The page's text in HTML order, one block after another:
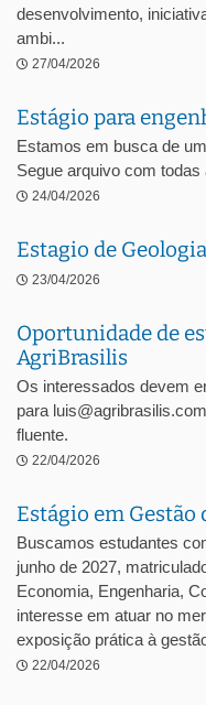
desenvolvimento,
ambi...
27/04/2026
Estágio para
Estamos em busca de
Segue arquivo com
24/04/2026
Estagio de Geologia
23/04/2026
Oportunidade de
AgriBrasilis
Os interessados devem
para
fluente.
22/04/2026
Estágio em Gestão
Buscamos estudantes
junho de 2027,
Economia, Engenharia,
interesse em atuar no
exposição prática à
22/04/2026